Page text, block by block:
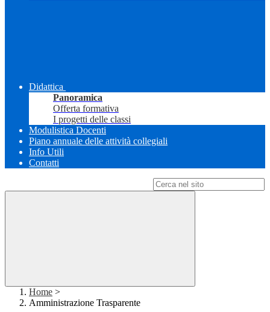
Didattica
Panoramica
Offerta formativa
I progetti delle classi
Modulistica Docenti
Piano annuale delle attività collegiali
Info Utili
Contatti
Home >
Amministrazione Trasparente